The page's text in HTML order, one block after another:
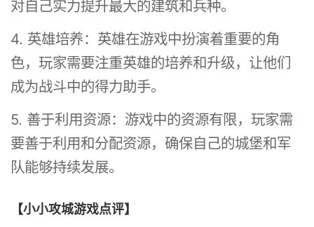
对自己实力提升最大的建筑和兵种。
4. 英雄培养：英雄在游戏中扮演着重要的角
色，玩家需要注重英雄的培养和升级，让他们
成为战斗中的得力助手。
5. 善于利用资源：游戏中的资源有限，玩家需
要善于利用和分配资源，确保自己的城堡和军
队能够持续发展。
【小小攻城游戏点评】